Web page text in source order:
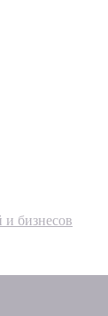
бизнесов